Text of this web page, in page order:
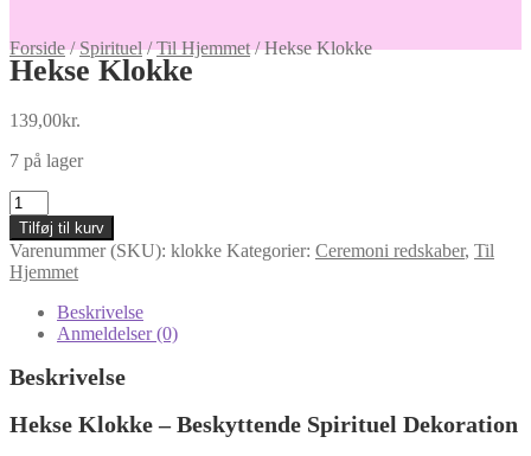
Forside/Spirituel/Til Hjemmet/Hekse Klokke
Hekse Klokke
139,00kr.
7 på lager
Hekse
Klokke
antal
Tilføj til kurv
Varenummer (SKU): klokke Kategorier: Ceremoni redskaber, Til
Hjemmet
Beskrivelse
Anmeldelser (0)
Beskrivelse
Hekse Klokke – Beskyttende Spirituel Dekoration